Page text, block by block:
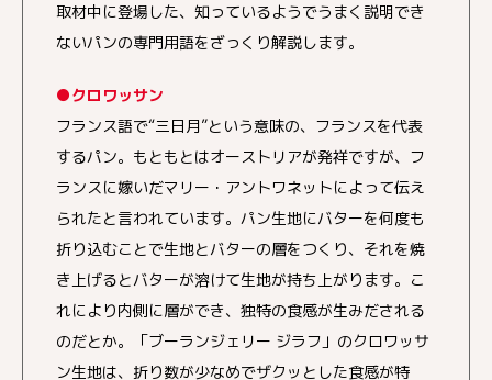
取材中に登場した、知っているようでうまく説明でき
ないパンの専門用語をざっくり解説します。
●クロワッサン
フランス語で“三日月”という意味の、フランスを代表
するパン。もともとはオーストリアが発祥ですが、フ
ランスに嫁いだマリー・アントワネットによって伝え
られたと言われています。パン生地にバターを何度も
折り込むことで生地とバターの層をつくり、それを焼
き上げるとバターが溶けて生地が持ち上がります。こ
れにより内側に層ができ、独特の食感が生みだされる
のだとか。「ブーランジェリー ジラフ」のクロワッサ
ン生地は、折り数が少なめでザクッとした食感が特